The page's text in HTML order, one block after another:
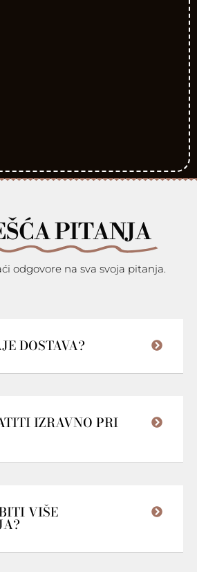
PITANJA
odgovore na sva svoja pitanja.
DOSTAVA?
IZRAVNO PRI
VIŠE